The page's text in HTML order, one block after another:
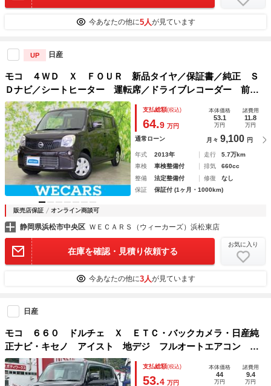
今あなたの他に5人が見ています
UP 日産
モコ ４ＷＤ Ｘ ＦＯＵＲ 新品タイヤ／保証書／純正 Ｓ
Ｄナビ／シートヒーター 運転席／ドライブレコーダー 前後
／Ｂｌｕｅｔｏｏｔｈ接続／ＥＢＤ付ＡＢＳ／フルセグＴＶ／
ＤＶＤ／禁煙車／エアバッグ 運転席／エアバッグ 助手席
支払総額(税込)
64.9 万円
本体価格
53.1
万円
諸費用
11.8
万円
通常ローン 月々 9,100 円
年式 2013年 走行
5.7万km
車検
車検整備付 排気
660cc
整備
法定整備付 修復
なし
保証
保証付 (1ヶ月・1000km)
販売店保証 オンライン商談可
静岡県浜松市中央区 ＷＥＣＡＲＳ（ウィーカーズ）浜松東店
在庫を確認・見積り依頼する
お気に入り
今あなたの他に3人が見ています
日産
モコ ６６０ ドルチェ Ｘ ＥＴＣ・バックカメラ・日産純
正ナビ・キセノ アイスト 地デジ フルオートエアコン 整
備記録簿 Ｒカメラ ＥＴＣ 運転席エアバッグ キーレス
ナビＴＶ ＡＢＳ パワーウィンドウ 助手席エアバック
支払総額(税込)
53.4 万円
本体価格
44
万円
諸費用
9.4
万円